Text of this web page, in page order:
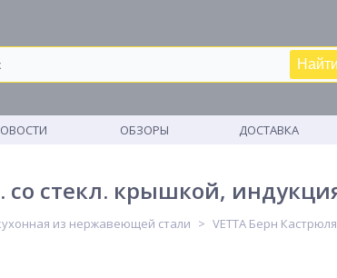
Найти
ОБЗОРЫ ДОСТАВКА
со стекл. крышкой,
из нержавеющей стали VETTA Берн